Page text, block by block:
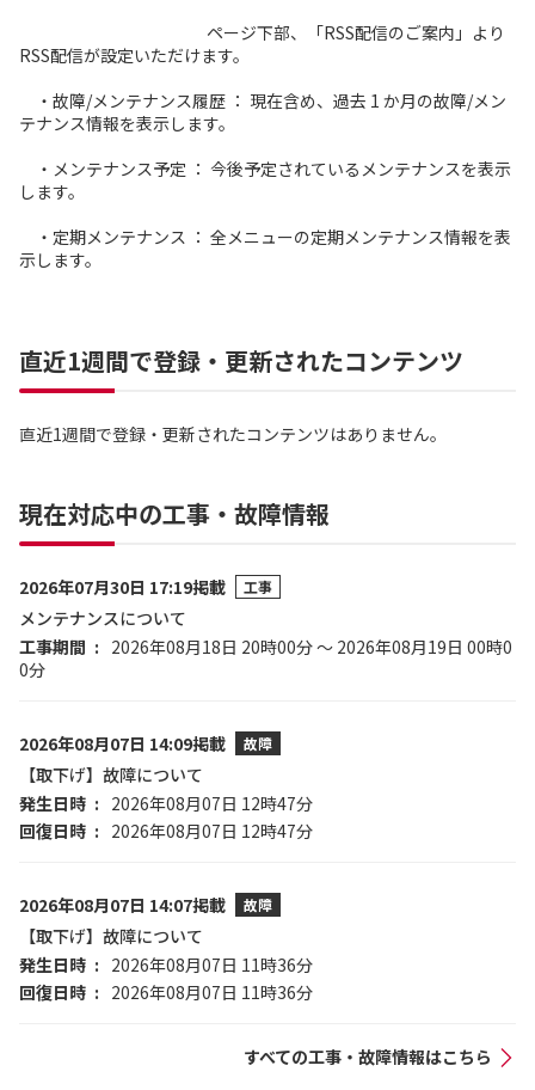
ページ下部、「RSS配信のご案内」より
RSS配信が設定いただけます。
・故障/メンテナンス履歴 ： 現在含め、過去 1 か月の故障/メン
テナンス情報を表示します。
・メンテナンス予定 ： 今後予定されているメンテナンスを表示
します。
・定期メンテナンス ： 全メニューの定期メンテナンス情報を表
示します。
直近1週間で登録・更新されたコンテンツ
直近1週間で登録・更新されたコンテンツはありません。
現在対応中の工事・故障情報
2026年07月30日 17:19掲載 工事
メンテナンスについて
工事期間
2026年08月18日 20時00分 ～ 2026年08月19日 00時0
0分
2026年08月07日 14:09掲載 故障
【取下げ】故障について
発生日時
2026年08月07日 12時47分
回復日時
2026年08月07日 12時47分
2026年08月07日 14:07掲載 故障
【取下げ】故障について
発生日時
2026年08月07日 11時36分
回復日時
2026年08月07日 11時36分
すべての工事・故障情報はこちら